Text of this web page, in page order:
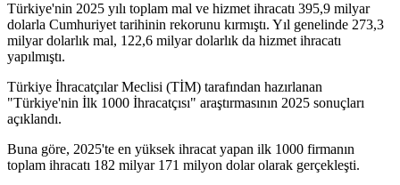
Türkiye'nin 2025 yılı toplam mal ve hizmet ihracatı 395,9 milyar
dolarla Cumhuriyet tarihinin rekorunu kırmıştı. Yıl genelinde 273,3
milyar dolarlık mal, 122,6 milyar dolarlık da hizmet ihracatı
yapılmıştı.
Türkiye İhracatçılar Meclisi (TİM) tarafından hazırlanan
"Türkiye'nin İlk 1000 İhracatçısı" araştırmasının 2025 sonuçları
açıklandı.
Buna göre, 2025'te en yüksek ihracat yapan ilk 1000 firmanın
toplam ihracatı 182 milyar 171 milyon dolar olarak gerçekleşti.